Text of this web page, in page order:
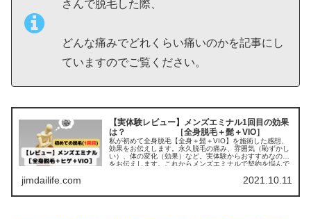
さんで脱毛した際、
どんな痛みでどれくらい痛いのかを記事にし
ていますのでご覧ください。
【実体験レビュー】メンズエミナル1回目の効果
は？ ［全身脱毛＋髭＋VIO］
私が初めて全身脱毛【全身＋髭＋VIO】を施術した感想、
効果をお伝えします。永久脱毛の痛み、雰囲気（恥ずかし
い）、体の変化（効果）など。実体験からおすすめなのか
をお伝えします。これからメンズエミナルで契約を悩んで
jimdailife.com 2021.10.11